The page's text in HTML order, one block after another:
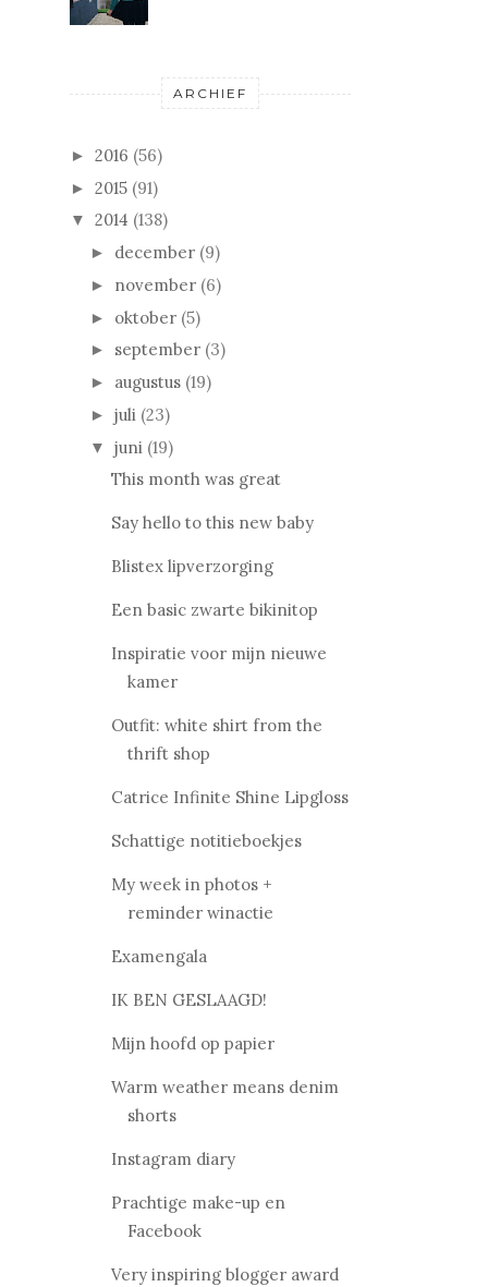
ARCHIEF
► 2016 (56)
► 2015 (91)
▼ 2014 (138)
► december (9)
► november (6)
► oktober (5)
► september (3)
► augustus (19)
► juli (23)
▼ juni (19)
This month was great
Say hello to this new baby
Blistex lipverzorging
Een basic zwarte bikinitop
Inspiratie voor mijn nieuwe
kamer
Outfit: white shirt from the
thrift shop
Catrice Infinite Shine Lipgloss
Schattige notitieboekjes
My week in photos +
reminder winactie
Examengala
IK BEN GESLAAGD!
Mijn hoofd op papier
Warm weather means denim
shorts
Instagram diary
Prachtige make-up en
Facebook
Very inspiring blogger award